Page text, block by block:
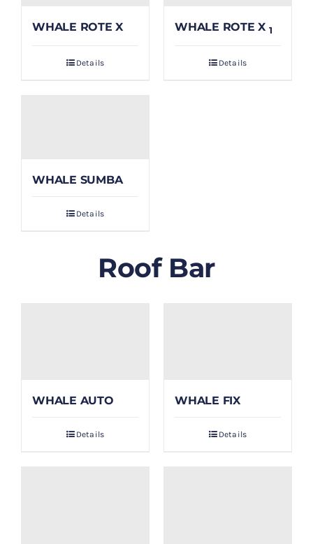
WHALE ROTE X
Details
WHALE ROTE X 1
Details
WHALE SUMBA
Details
Roof Bar
WHALE AUTO
Details
WHALE FIX
Details